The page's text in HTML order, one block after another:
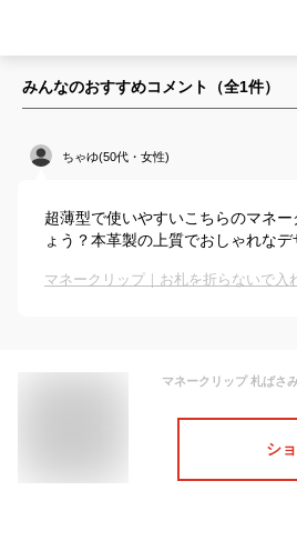
みんなのおすすめコメント（全1件）
ちゃゆ(50代・女性)
超薄型で使いやすいこちらのマネ
ょう？本革製の上質でおしゃれなデ
シ